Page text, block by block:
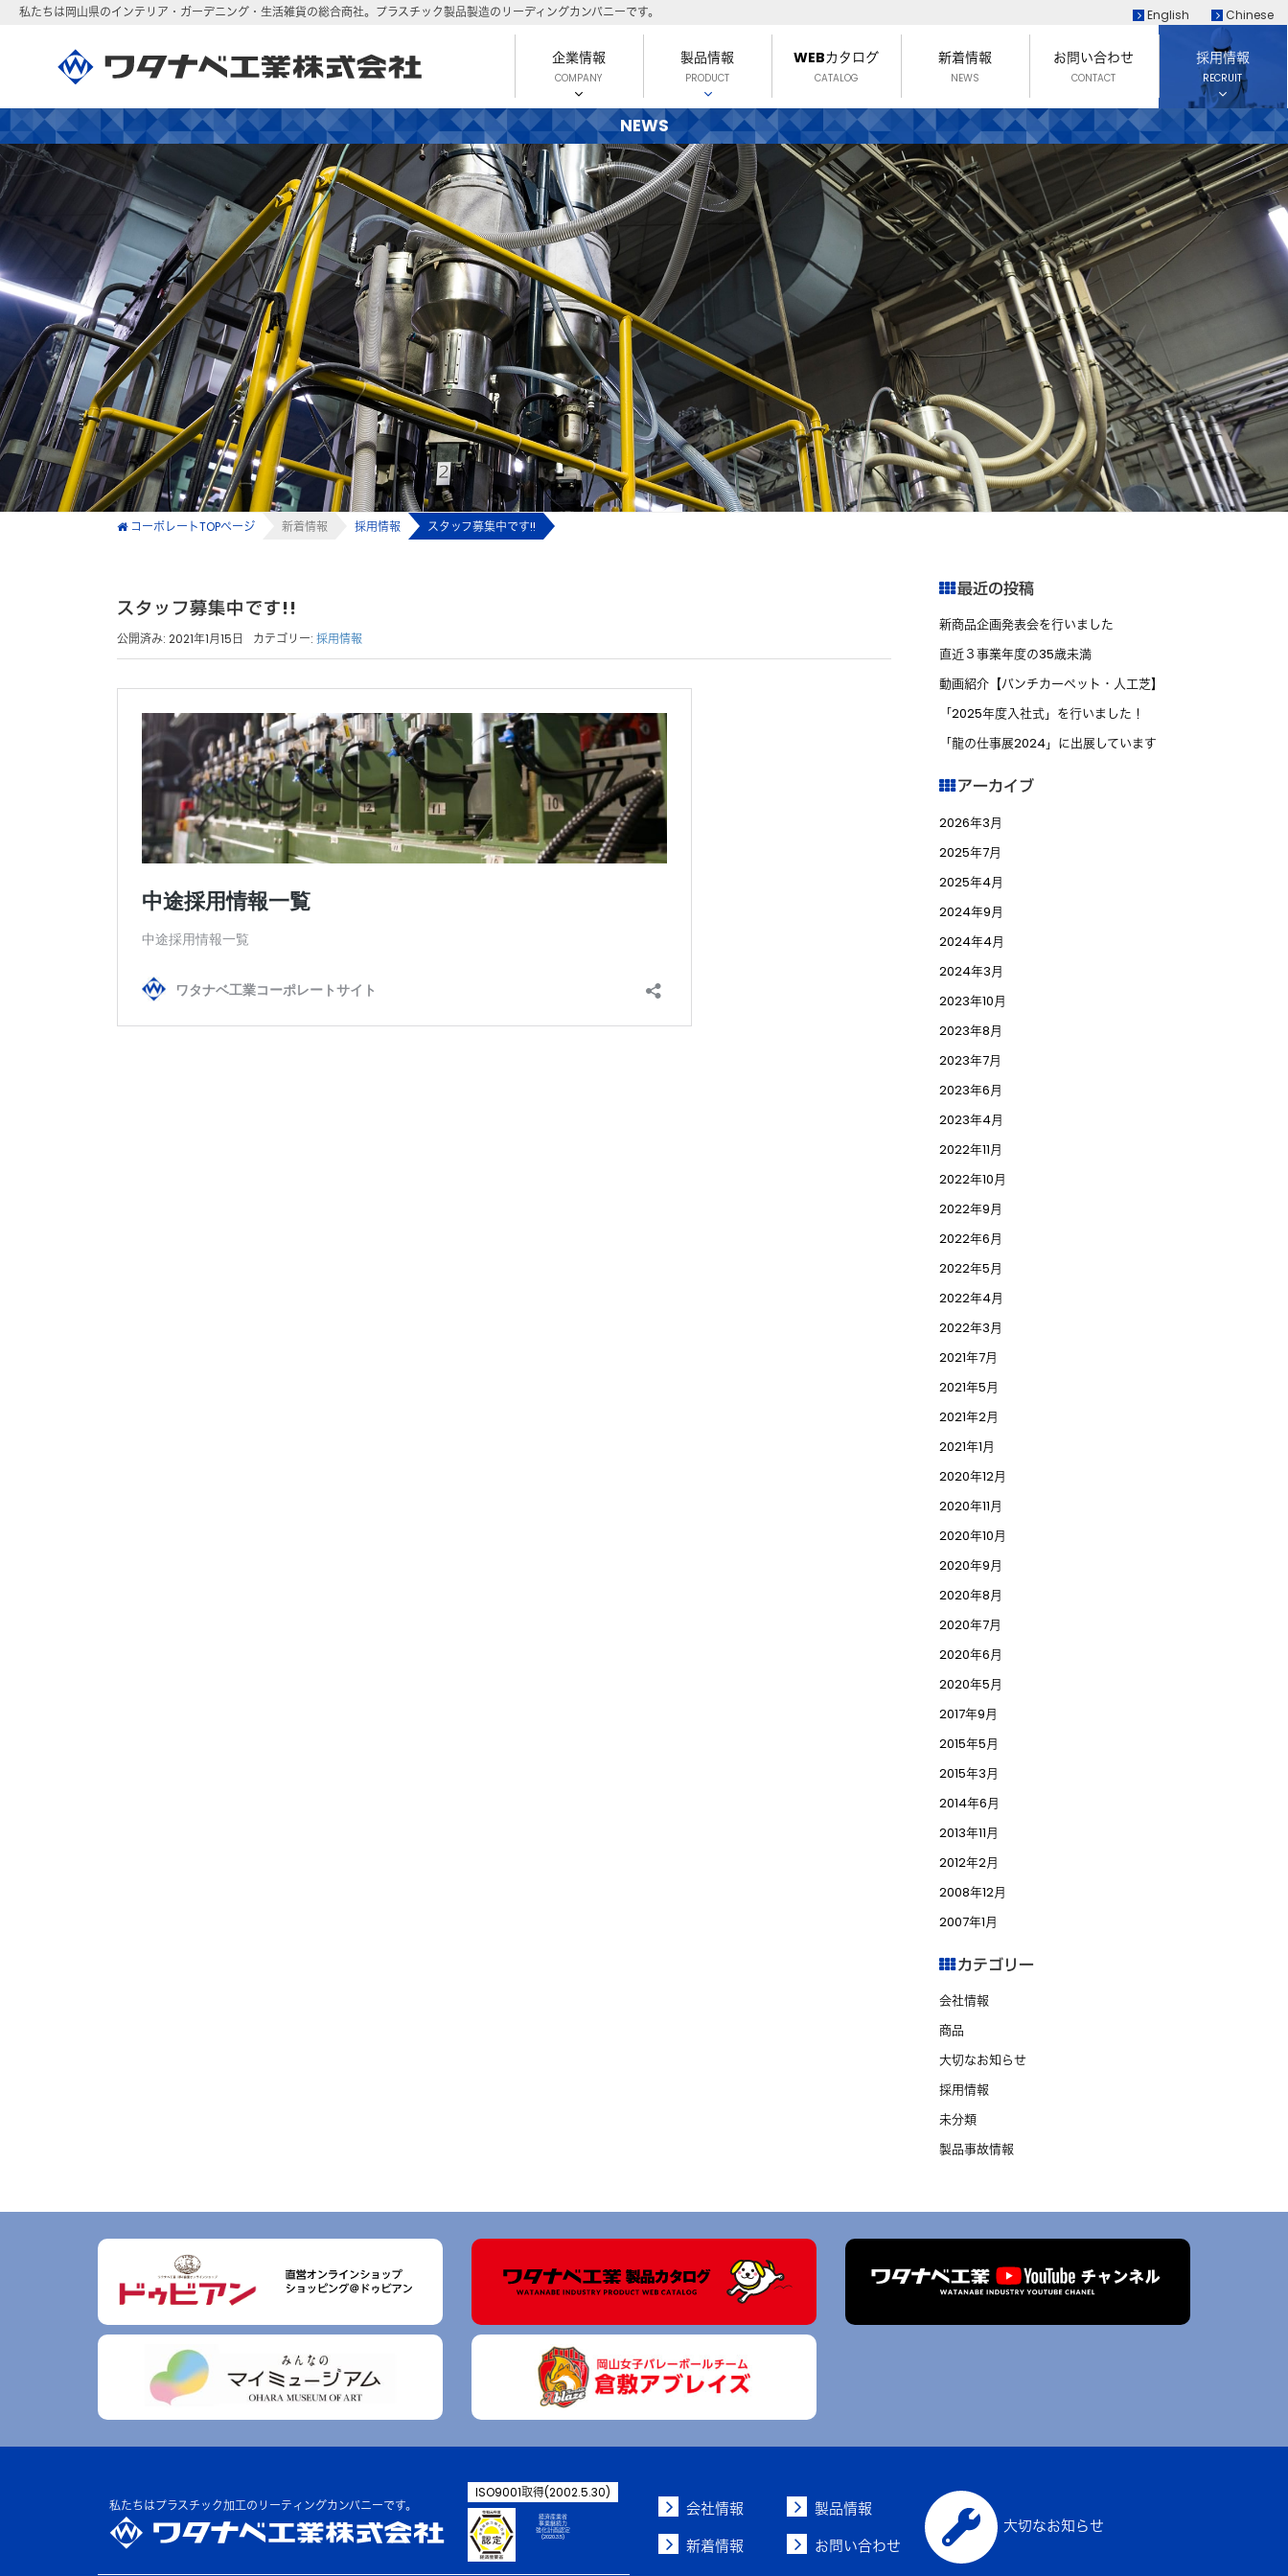
私たちは岡山県のインテリア・ガーデニング・生活雑貨の総合商社。 プラスチック製品製造のリーディングカンパニーです。 English Chinese
企業情報
COMPANY
製品情報
PRODUCT
WEBカタログ
CATALOG
新着情報
NEWS
お問い合わせ
CONTACT
採用情報
RECRUIT
NEWS
コーポレートTOPページ 新着情報 採用情報 スタッフ募集中です!!
スタッフ募集中です!!
公開済み: 2021年1月15日 カテゴリー: 採用情報
最近の投稿
新商品企画発表会を行いました
直近３事業年度の35歳未満
動画紹介【パンチカーペット・人工芝】
「2025年度入社式」を行いました！
「龍の仕事展2024」に出展しています
アーカイブ
2026年3月
2025年7月
2025年4月
2024年9月
2024年4月
2024年3月
2023年10月
2023年8月
2023年7月
2023年6月
2023年4月
2022年11月
2022年10月
2022年9月
2022年6月
2022年5月
2022年4月
2022年3月
2021年7月
2021年5月
2021年2月
2021年1月
2020年12月
2020年11月
2020年10月
2020年9月
2020年8月
2020年7月
2020年6月
2020年5月
2017年9月
2015年5月
2015年3月
2014年6月
2013年11月
2012年2月
2008年12月
2007年1月
カテゴリー
会社情報
商品
大切なお知らせ
採用情報
未分類
製品事故情報
私たちはプラスチック加工のリーティングカンパニーです。
ISO9001取得(2002.5.30)
経済産業省
事業継続力
強化計画認定
(2020.3.5)
会社情報
製品情報
新着情報
お問い合わせ
大切なお知らせ